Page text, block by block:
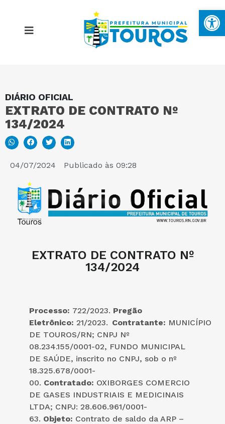
DIÁRIO OFICIAL
EXTRATO DE CONTRATO Nº
134/2024
04/07/2024 Publicado às 09:28
EXTRATO DE CONTRATO Nº
134/2024
Processo: 722/2023. Pregão
Eletrônico: 21/2023. Contratante: MUNICÍPIO
DE TOUROS/RN; CNPJ Nº
08.234.155/0001-02, FUNDO MUNICIPAL
DE SAÚDE, inscrito no CNPJ, sob o nº
18.325.678/0001-
00. Contratado: OXIBORGES COMERCIO
DE GASES INDUSTRIAIS E MEDICINAIS
LTDA; CNPJ: 28.606.961/0001-
63. Objeto: Contrato de saldo da ARP –
MAPA DO SITE
PORTAL DA TRANSPARÊNCIA
E-SIC
PERGUNTAS FREQUENTES